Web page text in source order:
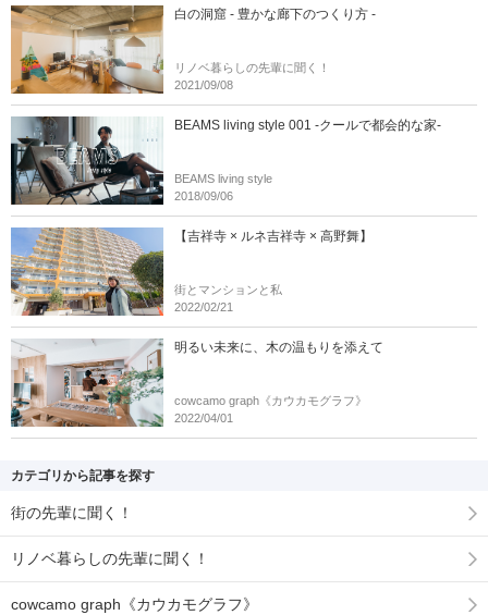
白の洞窟 - 豊かな廊下のつくり方 -
リノベ暮らしの先輩に聞く！
2021/09/08
BEAMS living style 001 -クールで都会的な家-
BEAMS living style
2018/09/06
【吉祥寺 × ルネ吉祥寺 × 高野舞】
街とマンションと私
2022/02/21
明るい未来に、木の温もりを添えて
cowcamo graph《カウカモグラフ》
2022/04/01
カテゴリから記事を探す
街の先輩に聞く！
リノベ暮らしの先輩に聞く！
cowcamo graph《カウカモグラフ》